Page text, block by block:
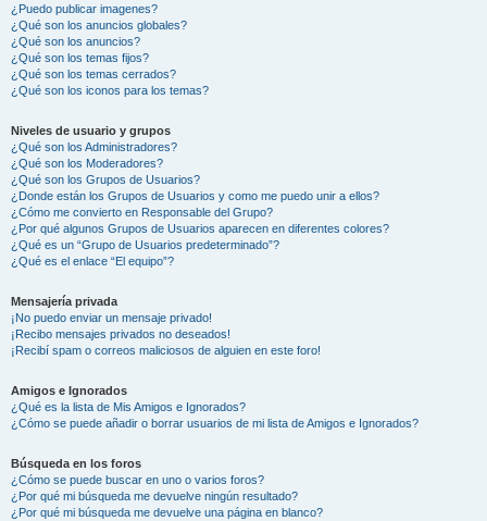
¿Puedo publicar imagenes?
¿Qué son los anuncios globales?
¿Qué son los anuncios?
¿Qué son los temas fijos?
¿Qué son los temas cerrados?
¿Qué son los iconos para los temas?
Niveles de usuario y grupos
¿Qué son los Administradores?
¿Qué son los Moderadores?
¿Qué son los Grupos de Usuarios?
¿Donde están los Grupos de Usuarios y como me puedo unir a ellos?
¿Cómo me convierto en Responsable del Grupo?
¿Por qué algunos Grupos de Usuarios aparecen en diferentes colores?
¿Qué es un “Grupo de Usuarios predeterminado”?
¿Qué es el enlace “El equipo”?
Mensajería privada
¡No puedo enviar un mensaje privado!
¡Recibo mensajes privados no deseados!
¡Recibí spam o correos maliciosos de alguien en este foro!
Amigos e Ignorados
¿Qué es la lista de Mis Amigos e Ignorados?
¿Cómo se puede añadir o borrar usuarios de mi lista de Amigos e Ignorados?
Búsqueda en los foros
¿Cómo se puede buscar en uno o varios foros?
¿Por qué mi búsqueda me devuelve ningún resultado?
¿Por qué mi búsqueda me devuelve una página en blanco?